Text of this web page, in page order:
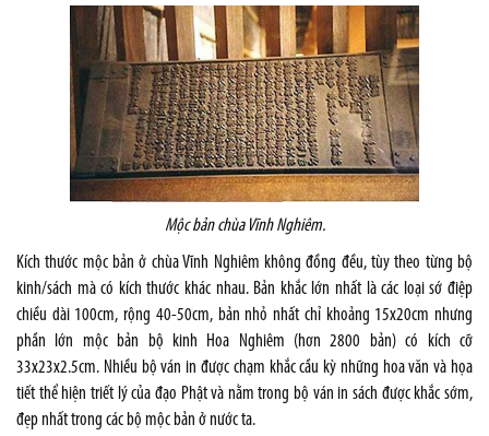
Mộc bản chùa Vĩnh Nghiêm.
Kích thước mộc bản ở chùa Vĩnh Nghiêm không đồng đều, tùy theo từng bộ
kinh/sách mà có kích thước khác nhau. Bản khắc lớn nhất là các loại sớ điệp
chiều dài 100cm, rộng 40-50cm, bản nhỏ nhất chỉ khoảng 15x20cm nhưng
phần lớn mộc bản bộ kinh Hoa Nghiêm (hơn 2800 bản) có kích cỡ
33x23x2.5cm. Nhiều bộ ván in được chạm khắc cầu kỳ những hoa văn và họa
tiết thể hiện triết lý của đạo Phật và nằm trong bộ ván in sách được khắc sớm,
đẹp nhất trong các bộ mộc bản ở nước ta.